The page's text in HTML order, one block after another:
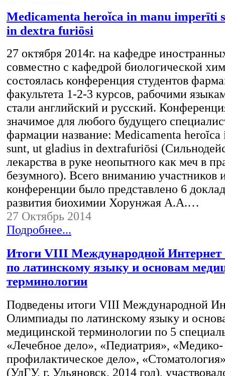
Medicamenta heroĭca in manu imperīti
in dextra furiōsi
27 октября 2014г. на кафедре
совместно с кафедрой биологической
состоялась конференция студентов
факультета 1-2-3 курсов, рабочими
стали английский и русский.
значимое для любого будущего
фармации название: Medicamenta
sunt, ut gladius in dextrafuriōsi
лекарства в руке неопытного как меч в
безумного). Всего вниманию участников
конференции было представлено 6
развития биохимии Хорунжая А.А.…
27 Октябрь 2014
Подробнее...
Итоги VIII Международной
по латинскому языку и основам
терминологии
Подведены итоги VIII Международной
Олимпиады по латинскому языку и
медицинской терминологии по 5
«Лечебное дело», «Педиатрия», «Медико-
профилактическое дело»,
(УлГУ, г. Ульяновск, 2014 год),